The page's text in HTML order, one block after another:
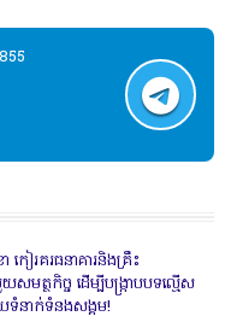
ៀរគរធនាគារនិងគ្រឹះ
សមត្ថកិច្ច ដើម្បីបង្ក្រាបបទល្មើស
ទំនាក់ទំនងសង្គម!